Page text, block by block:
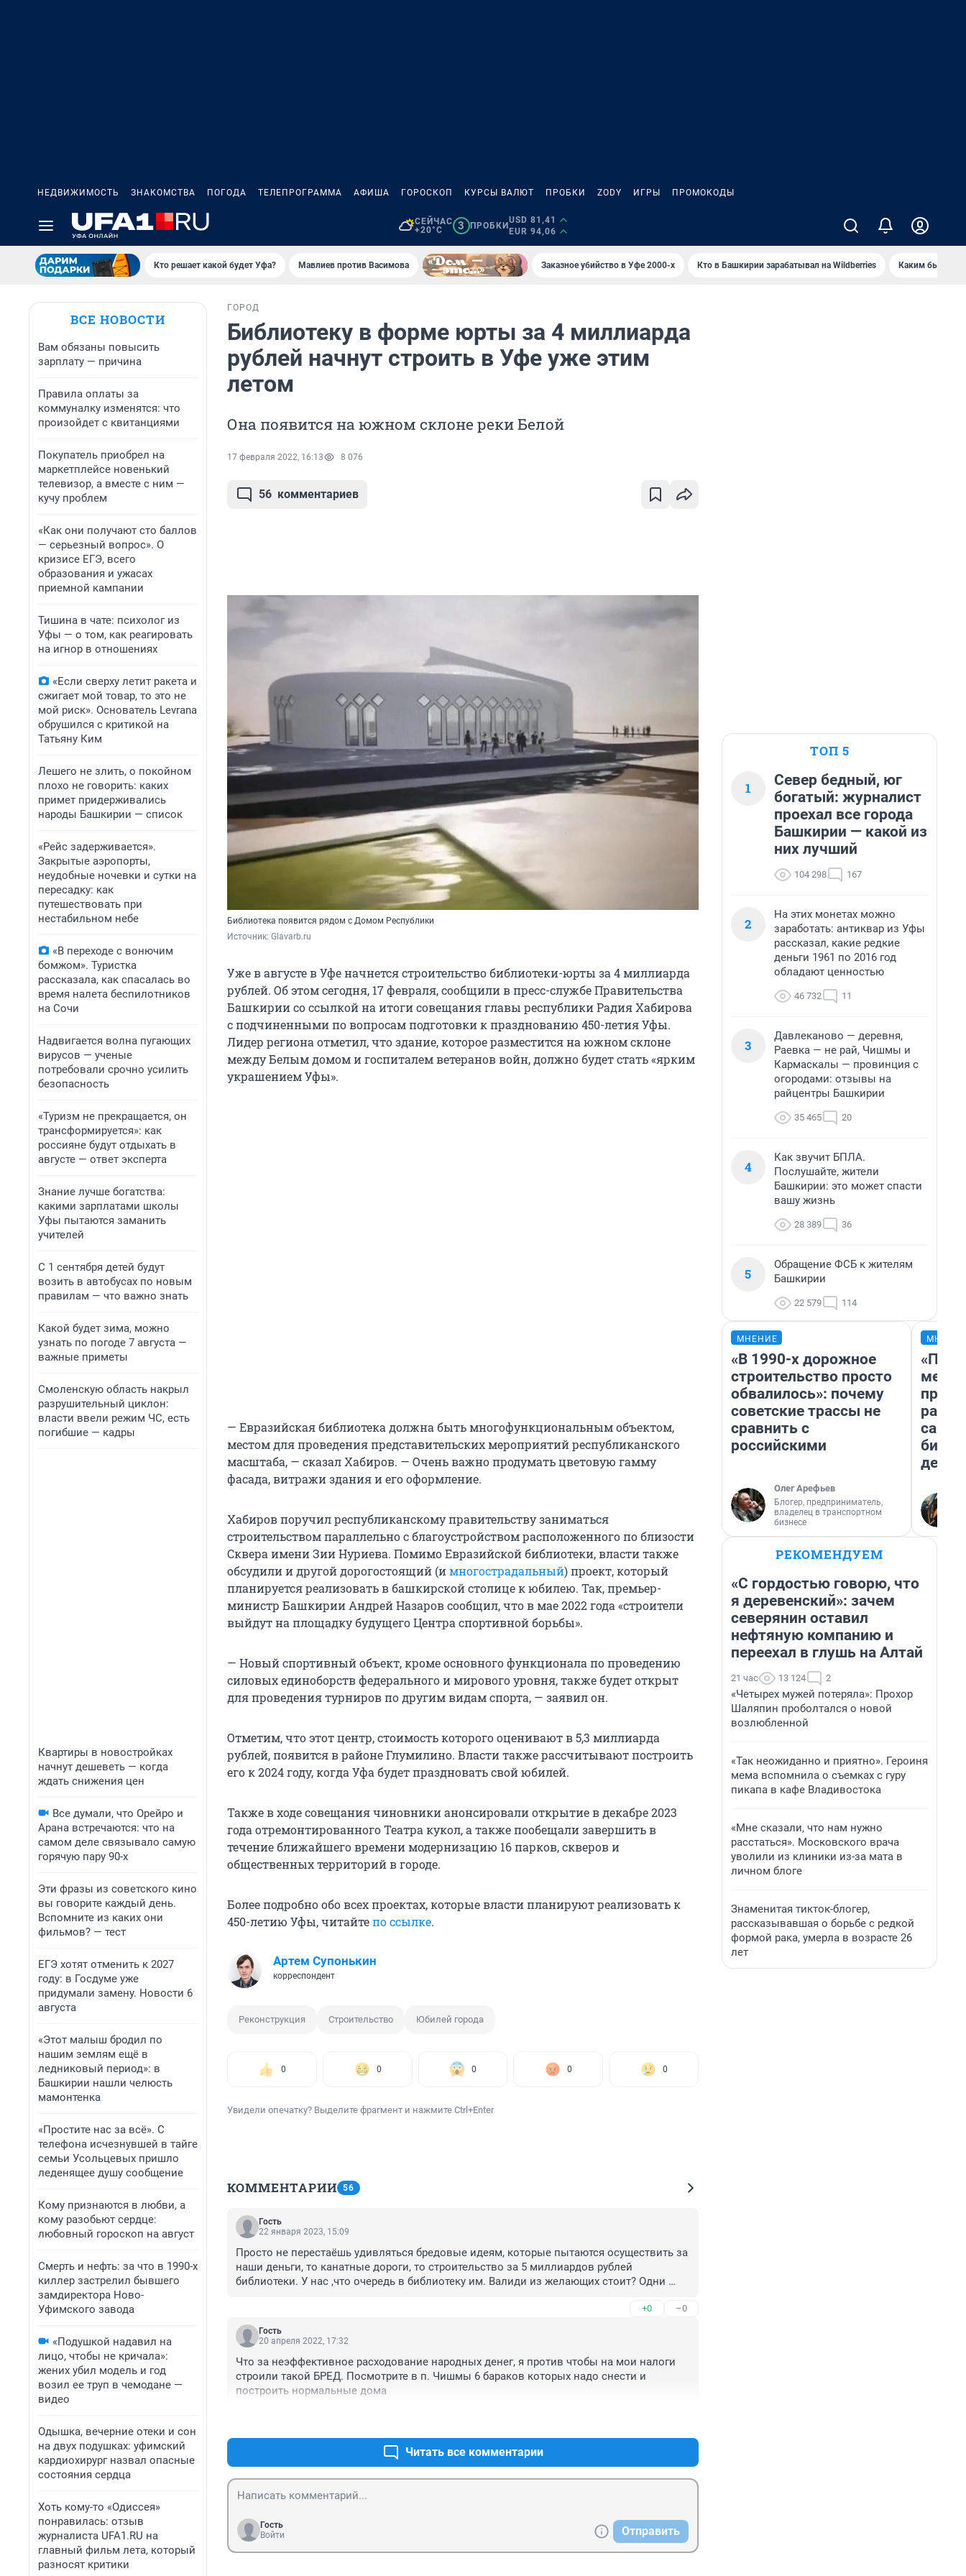
НЕДВИЖИМОСТЬ ЗНАКОМСТВА ПОГОДА ТЕЛЕПРОГРАММА АФИША ГОРОСКОП КУРСЫ ВАЛЮТ ПРОБКИ ZODY ИГРЫ ПРОМОКОДЫ
СЕЙЧАС
+20°C
3 ПРОБКИ
USD 81,41
EUR 94,06
Кто решает какой будет Уфа? Мавлиев против Васимова Заказное убийство в Уфе 2000-х Кто в Башкирии зарабатывал на Wildberries Каким было
ВСЕ НОВОСТИ
Вам обязаны повысить
зарплату — причина
Правила оплаты за
коммуналку изменятся: что
произойдет с квитанциями
Покупатель приобрел на
маркетплейсе новенький
телевизор, а вместе с ним —
кучу проблем
«Как они получают сто баллов
— серьезный вопрос». О
кризисе ЕГЭ, всего
образования и ужасах
приемной кампании
Тишина в чате: психолог из
Уфы — о том, как реагировать
на игнор в отношениях
«Если сверху летит ракета и
сжигает мой товар, то это не
мой риск». Основатель Levrana
обрушился с критикой на
Татьяну Ким
Лешего не злить, о покойном
плохо не говорить: каких
примет придерживались
народы Башкирии — список
«Рейс задерживается».
Закрытые аэропорты,
неудобные ночевки и сутки на
пересадку: как
путешествовать при
нестабильном небе
«В переходе с вонючим
бомжом». Туристка
рассказала, как спасалась во
время налета беспилотников
на Сочи
Надвигается волна пугающих
вирусов — ученые
потребовали срочно усилить
безопасность
«Туризм не прекращается, он
трансформируется»: как
россияне будут отдыхать в
августе — ответ эксперта
Знание лучше богатства:
какими зарплатами школы
Уфы пытаются заманить
учителей
С 1 сентября детей будут
возить в автобусах по новым
правилам — что важно знать
Какой будет зима, можно
узнать по погоде 7 августа —
важные приметы
Смоленскую область накрыл
разрушительный циклон:
власти ввели режим ЧС, есть
погибшие — кадры
Квартиры в новостройках
начнут дешеветь — когда
ждать снижения цен
Все думали, что Орейро и
Арана встречаются: что на
самом деле связывало самую
горячую пару 90-х
Эти фразы из советского кино
вы говорите каждый день.
Вспомните из каких они
фильмов? — тест
ЕГЭ хотят отменить к 2027
году: в Госдуме уже
придумали замену. Новости 6
августа
«Этот малыш бродил по
нашим землям ещё в
ледниковый период»: в
Башкирии нашли челюсть
мамонтенка
«Простите нас за всё». С
телефона исчезнувшей в тайге
семьи Усольцевых пришло
леденящее душу сообщение
Кому признаются в любви, а
кому разобьют сердце:
любовный гороскоп на август
Смерть и нефть: за что в 1990-х
киллер застрелил бывшего
замдиректора Ново-
Уфимского завода
«Подушкой надавил на
лицо, чтобы не кричала»:
жених убил модель и год
возил ее труп в чемодане —
видео
Одышка, вечерние отеки и сон
на двух подушках: уфимский
кардиохирург назвал опасные
состояния сердца
Хоть кому-то «Одиссея»
понравилась: отзыв
журналиста UFA1.RU на
главный фильм лета, который
разносят критики
ГОРОД
Библиотеку в форме юрты за 4 миллиарда
рублей начнут строить в Уфе уже этим
летом
Она появится на южном склоне реки Белой
17 февраля 2022, 16:13 8 076
56 комментариев
Библиотека появится рядом с Домом Республики
Источник: Glavarb.ru
Уже в августе в Уфе начнется строительство библиотеки-юрты за 4 миллиарда
рублей. Об этом сегодня, 17 февраля, сообщили в пресс-службе Правительства
Башкирии со ссылкой на итоги совещания главы республики Радия Хабирова
с подчиненными по вопросам подготовки к празднованию 450-летия Уфы.
Лидер региона отметил, что здание, которое разместится на южном склоне
между Белым домом и госпиталем ветеранов войн, должно будет стать «ярким
украшением Уфы».
— Евразийская библиотека должна быть многофункциональным объектом,
местом для проведения представительских мероприятий республиканского
масштаба, — сказал Хабиров. — Очень важно продумать цветовую гамму
фасада, витражи здания и его оформление.
Хабиров поручил республиканскому правительству заниматься
строительством параллельно с благоустройством расположенного по близости
Сквера имени Зии Нуриева. Помимо Евразийской библиотеки, власти также
обсудили и другой дорогостоящий (имногострадальный) проект, который
планируется реализовать в башкирской столице к юбилею. Так, премьер-
министр Башкирии Андрей Назаров сообщил, что в мае 2022 года «строители
выйдут на площадку будущего Центра спортивной борьбы».
— Новый спортивный объект, кроме основного функционала по проведению
силовых единоборств федерального и мирового уровня, также будет открыт
для проведения турниров по другим видам спорта, — заявил он.
Отметим, что этот центр, стоимость которого оценивают в 5,3 миллиарда
рублей, появится в районе Глумилино. Власти также рассчитывают построить
его к 2024 году, когда Уфа будет праздновать свой юбилей.
Также в ходе совещания чиновники анонсировали открытие в декабре 2023
года отремонтированного Театра кукол, а также пообещали завершить в
течение ближайшего времени модернизацию 16 парков, скверов и
общественных территорий в городе.
Более подробно обо всех проектах, которые власти планируют реализовать к
450-летию Уфы, читайтепо ссылке.
Артем Супонькин
корреспондент
Реконструкция Строительство Юбилей города
0 0 0 0 0
Увидели опечатку? Выделите фрагмент и нажмите Ctrl+Enter
КОММЕНТАРИИ 56
Гость
22 января 2023, 15:09
Просто не перестаёшь удивляться бредовые идеям, которые пытаются осуществить за
наши деньги, то канатные дороги, то строительство за 5 миллиардов рублей
библиотеки. У нас ,что очередь в библиотеку им. Валиди из желающих стоит? Одни
+0 –0
Гость
20 апреля 2022, 17:32
Что за неэффективное расходование народных денег, я против чтобы на мои налоги
строили такой БРЕД. Посмотрите в п. Чишмы 6 бараков которых надо снести и
построить нормальные дома
Читать все комментарии
Гость
Войти
Отправить
ТОП 5
1
Север бедный, юг
богатый: журналист
проехал все города
Башкирии — какой из
них лучший
104 298 167
2
На этих монетах можно
заработать: антиквар из Уфы
рассказал, какие редкие
деньги 1961 по 2016 год
обладают ценностью
46 732 11
3
Давлеканово — деревня,
Раевка — не рай, Чишмы и
Кармаскалы — провинция с
огородами: отзывы на
райцентры Башкирии
35 465 20
4
Как звучит БПЛА.
Послушайте, жители
Башкирии: это может спасти
вашу жизнь
28 389 36
5
Обращение ФСБ к жителям
Башкирии
22 579 114
МНЕНИЕ
«В 1990-х дорожное
строительство просто
обвалилось»: почему
советские трассы не
сравнить с
российскими
Олег Арефьев
Блогер, предприниматель,
владелец в транспортном
бизнесе
РЕКОМЕНДУЕМ
«С гордостью говорю, что
я деревенский»: зачем
северянин оставил
нефтяную компанию и
переехал в глушь на Алтай
21 час 13 124 2
«Четырех мужей потеряла»: Прохор
Шаляпин проболтался о новой
возлюбленной
«Так неожиданно и приятно». Героиня
мема вспомнила о съемках с гуру
пикапа в кафе Владивостока
«Мне сказали, что нам нужно
расстаться». Московского врача
уволили из клиники из-за мата в
личном блоге
Знаменитая тикток-блогер,
рассказывавшая о борьбе с редкой
формой рака, умерла в возрасте 26
лет